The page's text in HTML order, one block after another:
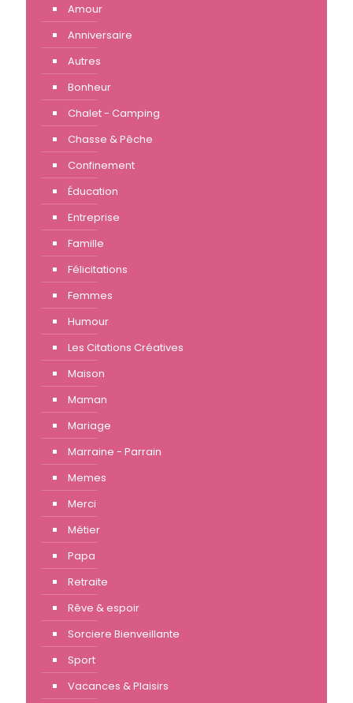
Amour
Anniversaire
Autres
Bonheur
Chalet - Camping
Chasse & Pêche
Confinement
Éducation
Entreprise
Famille
Félicitations
Femmes
Humour
Les Citations Créatives
Maison
Maman
Mariage
Marraine - Parrain
Memes
Merci
Métier
Papa
Retraite
Rêve & espoir
Sorciere Bienveillante
Sport
Vacances & Plaisirs